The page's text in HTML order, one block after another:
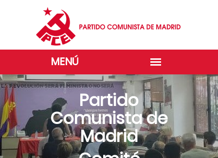
Partido
Comunista de
Madrid